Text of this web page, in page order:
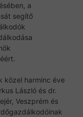
a
segítő
közel harminc éve
László és dr.
Veszprém és